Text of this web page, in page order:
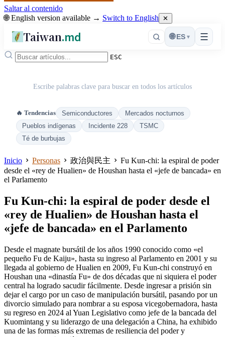
Saltar al contenido
🌐 English version available → Switch to English ✕
Taiwan.md ☰
🌐 ES ▾
ESC
Escribe palabras clave para buscar en todos los artículos
🔥 Tendencias Semiconductores
Mercados nocturnos
Pueblos indígenas
Incidente 228
TSMC
Té de burbujas
Inicio Personas 政治與民主
Fu Kun-chi: la espiral de poder
desde el «rey de Hualien» de Houshan hasta el «jefe de bancada» en
el Parlamento
Fu Kun-chi: la espiral de poder desde el
«rey de Hualien» de Houshan hasta el
«jefe de bancada» en el Parlamento
Desde el magnate bursátil de los años 1990 conocido como «el
pequeño Fu de Kaiju», hasta su ingreso al Parlamento en 2001 y su
llegada al gobierno de Hualien en 2009, Fu Kun-chi construyó en
Houshan una «dinastía Fu» de dos décadas que ni siquiera el poder
central ha logrado sacudir fácilmente. Desde ingresar a prisión sin
dejar el cargo por un caso de manipulación bursátil, pasando por un
divorcio simulado para nombrar a su esposa vicegobernadora, hasta
su regreso en 2024 al Yuan Legislativo como jefe de la bancada del
Kuomintang y su liderazgo de una delegación a China, ha exhibido
una de las formas más extremas de resiliencia del poder y